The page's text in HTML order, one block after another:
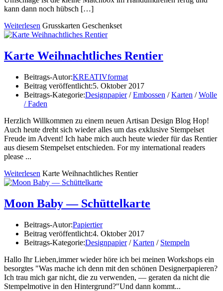
kann dann noch hübsch […]
Weiterlesen Grusskarten Geschenkset
Karte Weihnachtliches Rentier
Beitrags-Autor:KREATIVformat
Beitrag veröffentlicht:5. Oktober 2017
Beitrags-Kategorie:Designpapier / Embossen / Karten / Wolle
/ Faden
Herzlich Willkommen zu einem neuen Artisan Design Blog Hop!
Auch heute dreht sich wieder alles um das exklusive Stempelset
Freude im Advent! Ich habe mich auch heute wieder für das Rentier
aus diesem Stempelset entschieden. For my international readers
please ...
Weiterlesen Karte Weihnachtliches Rentier
Moon Baby — Schüttelkarte
Beitrags-Autor:Papiertier
Beitrag veröffentlicht:4. Oktober 2017
Beitrags-Kategorie:Designpapier / Karten / Stempeln
Hallo Ihr Lieben,immer wieder höre ich bei meinen Workshops ein
besorgtes "Was mache ich denn mit den schönen Designerpapieren?
Ich trau mich gar nicht, die zu verwenden, — geraten da nicht die
Stempelmotive in den Hintergrund?"Und dann kommt...